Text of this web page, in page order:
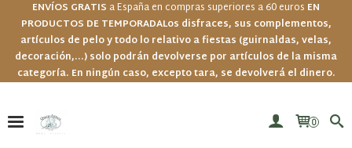
ENVÍOS GRATIS a España en compras superiores a 60 euros EN
PRODUCTOS DE TEMPORADALos disfraces, sus complementos,
artículos de pelo y todo lo relativo a fiestas (guirnaldas, velas,
decoración,...) solo podrán devolverse por artículos de la misma
categoría. En ningún caso, excepto tara, se devolverá el dinero.
0